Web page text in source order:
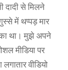
दादी से मिलने
में थप्पड़ मार
था। मुझे अपने
मीडिया पर
वीडियो